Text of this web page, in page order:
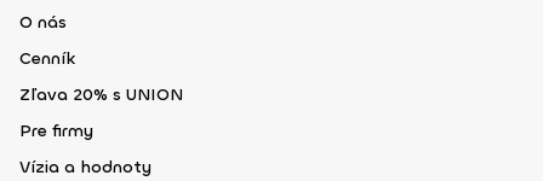
O nás
Cenník
Zľava 20% s UNION
Pre firmy
Vízia a hodnoty